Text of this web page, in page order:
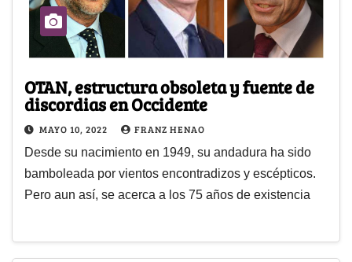
OTAN, estructura obsoleta y fuente de
discordias en Occidente
MAYO 10, 2022 FRANZ HENAO
Desde su nacimiento en 1949, su andadura ha sido
bamboleada por vientos encontradizos y escépticos.
Pero aun así, se acerca a los 75 años de existencia